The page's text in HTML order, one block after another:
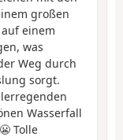
großen
einem
was
Weg durch
sorgt.
Wasserfall
Tolle